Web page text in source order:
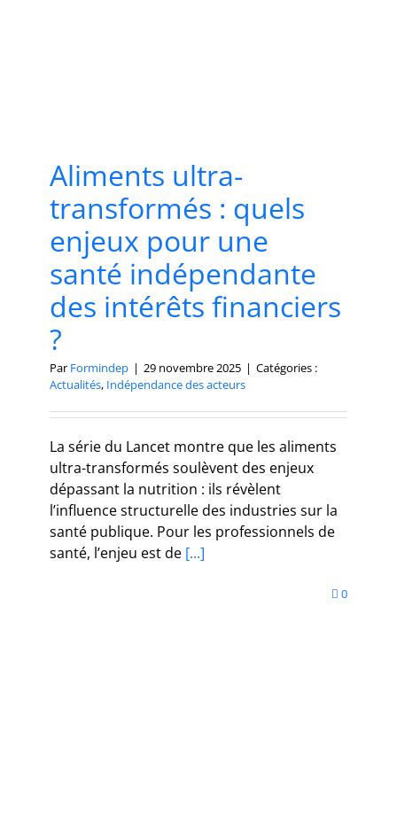
Aliments ultra-
transformés : quels
enjeux pour une
santé indépendante
des intérêts financiers
?
Par Formindep | 29 novembre 2025 | Catégories :
Actualités, Indépendance des acteurs
La série du Lancet montre que les aliments
ultra-transformés soulèvent des enjeux
dépassant la nutrition : ils révèlent
l’influence structurelle des industries sur la
santé publique. Pour les professionnels de
santé, l’enjeu est de [...]
0